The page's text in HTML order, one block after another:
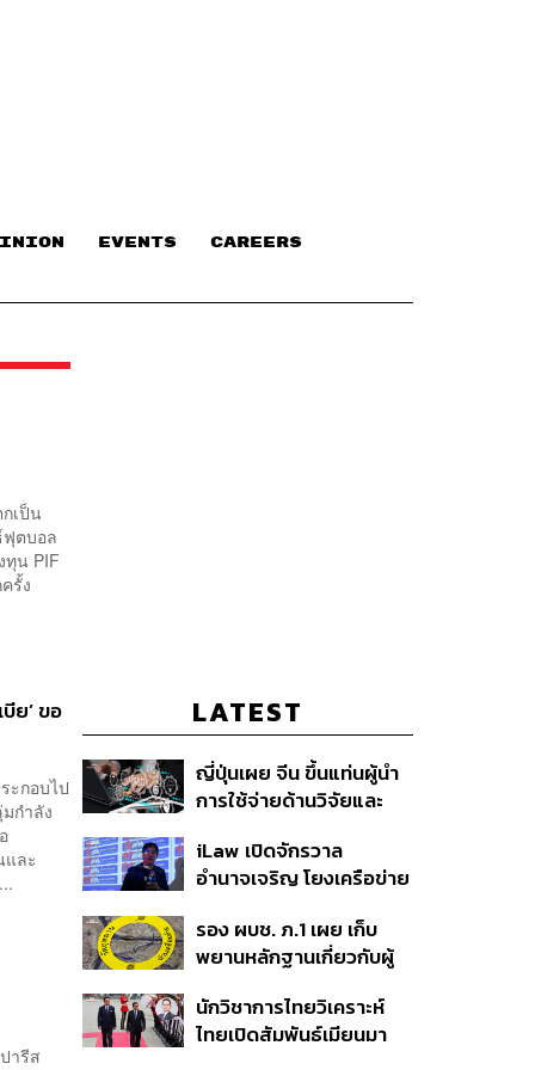
EVENTS CAREERS
เป็น
ตบอล
ทุน PIF
รั้ง
ย’ ขอ
ะกอบไป
กำลัง
และ
ารีส
LATEST
ญี่ปุ่นเผย จีน ขึ้นแท่นผู้นำ
การใช้จ่ายด้านวิจัยและ
งานวิจัยถูกอ้างอิงสูงสุด
แซงสหรัฐฯ
iLaw เปิดจักรวาล
อำนาจเจริญ โยงเครือข่าย
สังเกตลงสมัครตรง
คุณสมบัติหรือไม่
รอง ผบช. ภ.1 เผย เก็บ
พยานหลักฐานเกี่ยวกับผู้
ตรวจสอบทั้งหมดแล้ว
นักวิชาการไทยวิเคราะห์
ไทยเปิดสัมพันธ์เมียนมา